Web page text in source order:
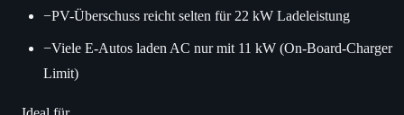
−PV-Überschuss reicht selten für 22 kW Ladeleistung
−Viele E-Autos laden AC nur mit 11 kW (On-Board-Charger
Limit)